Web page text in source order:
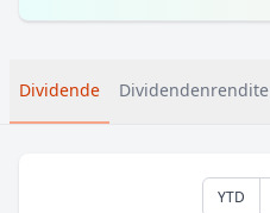
Dividende Dividendenrendite
YTD